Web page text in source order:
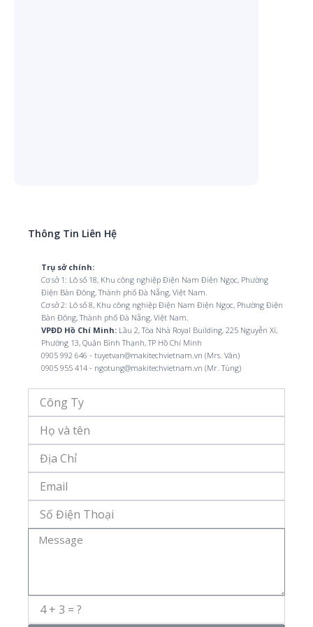
Thông Tin Liên Hệ
Trụ sở chính:
Cơ sở 1: Lô số 18, Khu công nghiệp Điện Nam Điện Ngọc, Phường
Điện Bàn Đông, Thành phố Đà Nẵng, Việt Nam.
Cơ sở 2: Lô số 8, Khu công nghiệp Điện Nam Điện Ngọc, Phường Điện
Bàn Đông, Thành phố Đà Nẵng, Việt Nam.
VPĐD Hồ Chí Minh:Lầu 2, Tòa Nhà Royal Building, 225 Nguyễn Xí,
Phường 13, Quận Bình Thạnh, TP Hồ Chí Minh
0905 992 646 - tuyetvan@makitechvietnam.vn (Mrs. Vân)
0905 955 414 - ngotung@makitechvietnam.vn (Mr. Tùng)
Chỉ
Điện
Thoại
Message